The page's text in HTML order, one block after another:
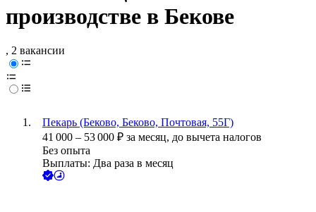
производстве в Бекове
, 2 вакансии
Пекарь (Беково, Беково, Почтовая, 55Г)
41 000 – 53 000 ₽ за месяц, до вычета налогов
Без опыта
Выплаты: Два раза в месяц